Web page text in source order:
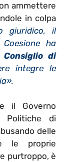
ammettere
in colpa
giuridico, il
ha
di
integre le
il Governo
di
delle
le proprie
purtroppo, è